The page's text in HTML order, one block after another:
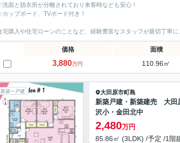
面と脱衣所が分離されており来客時なども安心！
ップボード、TVボード付き！
宅購入や住宅ローンのことなど、経験豊富なスタッフが親切丁寧
価格 面積
3,880万円 110.96㎡
新築一戸建 大田原市町島
新築戸建・新築建売 大
沢小・金田北中
2,480万円
85.86㎡ (3LDK) /予定 /1階